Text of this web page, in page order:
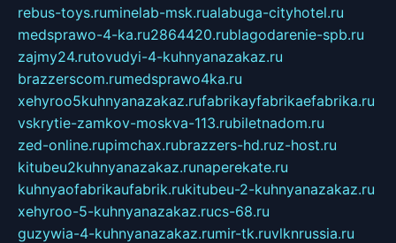
rebus-toys.ruminelab-msk.rualabuga-cityhotel.ru
medsprawo-4-ka.ru2864420.rublagodarenie-spb.ru
zajmy24.rutovudyi-4-kuhnyanazakaz.ru
brazzerscom.rumedsprawo4ka.ru
xehyroo5kuhnyanazakaz.rufabrikayfabrikaefabrika.ru
vskrytie-zamkov-moskva-113.rubiletnadom.ru
zed-online.rupimchax.rubrazzers-hd.ruz-host.ru
kitubeu2kuhnyanazakaz.runaperekate.ru
kuhnyaofabrikaufabrik.rukitubeu-2-kuhnyanazakaz.ru
xehyroo-5-kuhnyanazakaz.rucs-68.ru
guzywia-4-kuhnyanazakaz.rumir-tk.ruvlknrussia.ru